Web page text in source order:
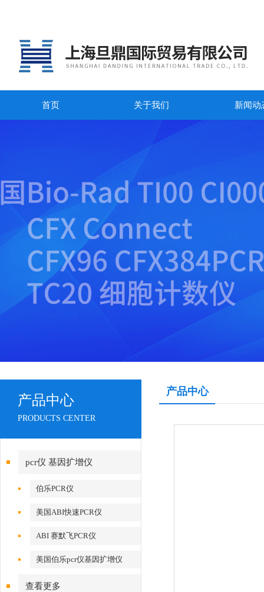
首页 关于我们 新闻动
产品中心
PRODUCTS CENTER
pcr仪 基因扩增仪
伯乐PCR仪
美国ABI快速PCR仪
ABI 赛默飞PCR仪
美国伯乐pcr仪基因扩增仪
查看更多
产品中心